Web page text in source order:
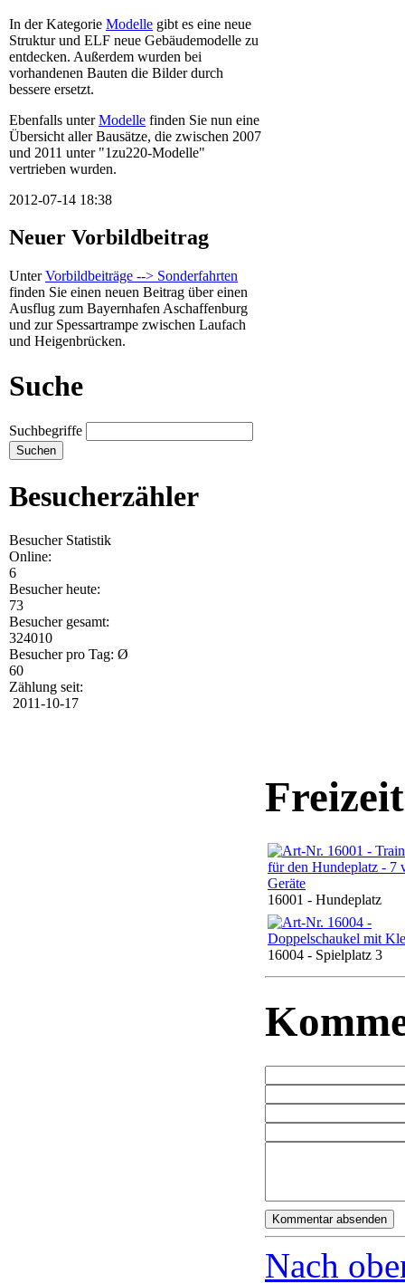
In der Kategorie Modelle gibt es eine neue
Struktur und ELF neue Gebäudemodelle zu
entdecken. Außerdem wurden bei
vorhandenen Bauten die Bilder durch
bessere ersetzt.
Ebenfalls unterModelle finden Sie nun eine
Übersicht aller Bausätze, die zwischen 2007
und 2011 unter "1zu220-Modelle"
vertrieben wurden.
2012-07-14 18:38
Neuer Vorbildbeitrag
UnterVorbildbeiträge --> Sonderfahrten
finden Sie einen neuen Beitrag über einen
Ausflug zum Bayernhafen Aschaffenburg
und zur Spessartrampe zwischen Laufach
und Heigenbrücken.
Suche
Suchbegriffe
Besucherzähler
Besucher Statistik
Online:
6
Besucher heute:
73
Besucher gesamt:
324010
Besucher pro Tag: Ø
60
Zählung seit:
2011-10-17
16001 - Hundeplatz
16004 - Spielplatz 3
Nach